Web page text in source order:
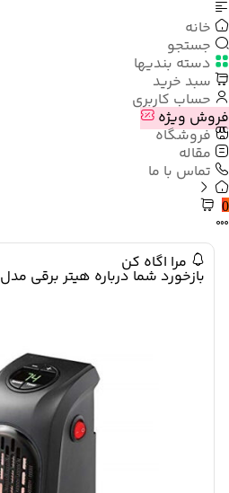
خانه
جستجو
دسته بندیها
سبد خرید
حساب کاربری
فروش ویژه
فروشگاه
مقاله
تماس با ما
0
مرا اگاه کن
بازخورد شما درباره هیتر برقی مدل handy